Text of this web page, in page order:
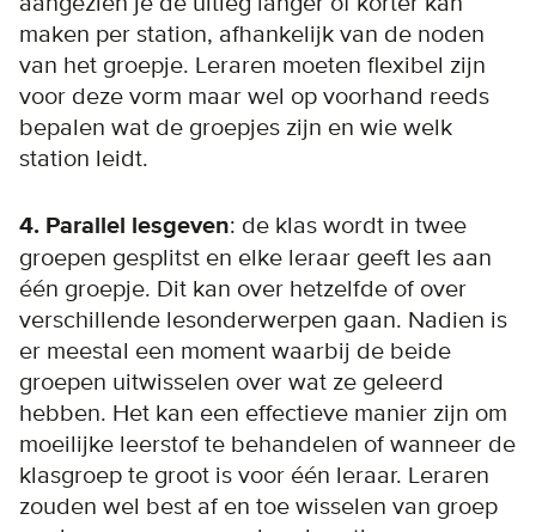
maken per station, afhankelijk van de noden
van het groepje. Leraren moeten flexibel zijn
voor deze vorm maar wel op voorhand reeds
bepalen wat de groepjes zijn en wie welk
station leidt.
4. Parallel lesgeven: de klas wordt in twee
groepen gesplitst en elke leraar geeft les aan
één groepje. Dit kan over hetzelfde of over
verschillende lesonderwerpen gaan. Nadien is
er meestal een moment waarbij de beide
groepen uitwisselen over wat ze geleerd
hebben. Het kan een effectieve manier zijn om
moeilijke leerstof te behandelen of wanneer de
klasgroep te groot is voor één leraar. Leraren
zouden wel best af en toe wisselen van groep